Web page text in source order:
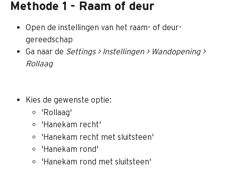
Methode 1 - Raam of deur
Open de instellingen van het raam- of deur-
gereedschap
Ga naar de Settings > Instellingen > Wandopening >
Rollaag
Kies de gewenste optie:
'Rollaag'
'Hanekam recht'
'Hanekam recht met sluitsteen'
'Hanekam rond'
'Hanekam rond met sluitsteen'